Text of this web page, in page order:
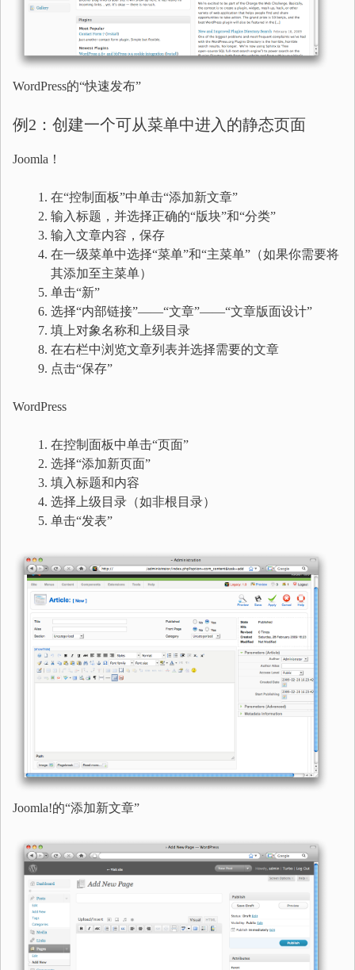
WordPress的“快速发布”
例2：创建一个可从菜单中进入的静态页面
Joomla！
在“控制面板”中单击“添加新文章”
输入标题，并选择正确的“版块”和“分类”
输入文章内容，保存
在一级菜单中选择“菜单”和“主菜单”（如果你需要将
其添加至主菜单）
单击“新”
选择“内部链接”——“文章”——“文章版面设计”
填上对象名称和上级目录
在右栏中浏览文章列表并选择需要的文章
点击“保存”
WordPress
在控制面板中单击“页面”
选择“添加新页面”
填入标题和内容
选择上级目录（如非根目录）
单击“发表”
Joomla!的“添加新文章”